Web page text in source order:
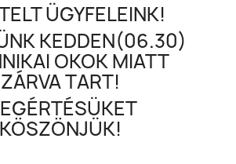
ÜGYFELEINK!
KEDDEN(06.30)
OKOK MIATT
ZÁRVA TART!
KÖSZÖNJÜK!